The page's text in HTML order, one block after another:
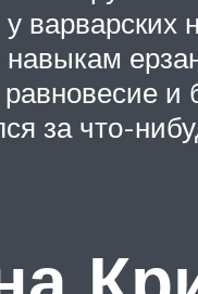
варварских
навыкам
и
за что-